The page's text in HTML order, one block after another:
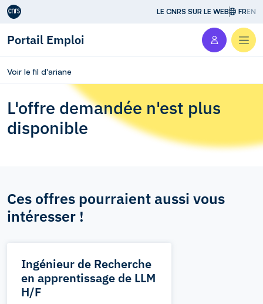
Aller au contenu LE CNRS SUR LE WEB FREN
Portail Emploi
Voir le fil d'ariane
L'offre demandée n'est plus
disponible
Ces offres pourraient aussi vous
intéresser !
Ingénieur de Recherche
en apprentissage de LLM
H/F